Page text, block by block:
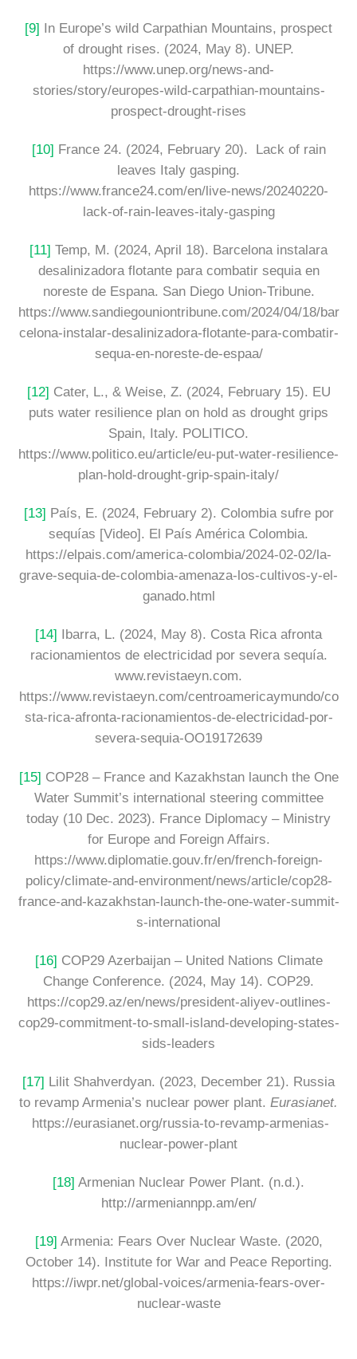
[9] In Europe’s wild Carpathian Mountains, prospect
of drought rises. (2024, May 8). UNEP.
https://www.unep.org/news-and-
stories/story/europes-wild-carpathian-mountains-
prospect-drought-rises
[10] France 24. (2024, February 20). Lack of rain
leaves Italy gasping.
https://www.france24.com/en/live-news/20240220-
lack-of-rain-leaves-italy-gasping
[11] Temp, M. (2024, April 18). Barcelona instalara
desalinizadora flotante para combatir sequia en
noreste de Espana. San Diego Union-Tribune.
https://www.sandiegouniontribune.com/2024/04/18/bar
celona-instalar-desalinizadora-flotante-para-combatir-
sequa-en-noreste-de-espaa/
[12] Cater, L., & Weise, Z. (2024, February 15). EU
puts water resilience plan on hold as drought grips
Spain, Italy. POLITICO.
https://www.politico.eu/article/eu-put-water-resilience-
plan-hold-drought-grip-spain-italy/
[13] País, E. (2024, February 2). Colombia sufre por
sequías [Video]. El País América Colombia.
https://elpais.com/america-colombia/2024-02-02/la-
grave-sequia-de-colombia-amenaza-los-cultivos-y-el-
ganado.html
[14]
Ibarra, L. (2024, May 8). Costa Rica afronta
racionamientos de electricidad por severa sequía.
www.revistaeyn.com.
https://www.revistaeyn.com/centroamericaymundo/co
sta-rica-afronta-racionamientos-de-electricidad-por-
severa-sequia-OO19172639
[15] COP28 – France and Kazakhstan launch the One
Water Summit’s international steering committee
today (10 Dec. 2023). France Diplomacy – Ministry
for Europe and Foreign Affairs.
https://www.diplomatie.gouv.fr/en/french-foreign-
policy/climate-and-environment/news/article/cop28-
france-and-kazakhstan-launch-the-one-water-summit-
s-international
[16] COP29 Azerbaijan – United Nations Climate
Change Conference. (2024, May 14). COP29.
https://cop29.az/en/news/president-aliyev-outlines-
cop29-commitment-to-small-island-developing-states-
sids-leaders
[17] Lilit Shahverdyan. (2023, December 21). Russia
to revamp Armenia’s nuclear power plant. Eurasianet.
https://eurasianet.org/russia-to-revamp-armenias-
nuclear-power-plant
[18] Armenian Nuclear Power Plant. (n.d.).
http://armeniannpp.am/en/
[19] Armenia: Fears Over Nuclear Waste. (2020,
October 14). Institute for War and Peace Reporting.
https://iwpr.net/global-voices/armenia-fears-over-
nuclear-waste